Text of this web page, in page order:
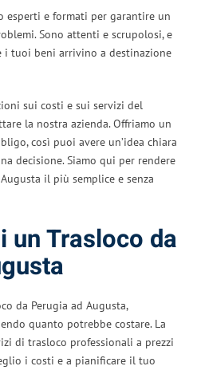
e formati per garantire un
Sono attenti e scrupolosi, e
i tuoi beni arrivino a destinazione
sui costi e sui servizi del
la nostra azienda. Offriamo un
così puoi avere un’idea chiara
decisione. Siamo qui per rendere
il più semplice e senza
un Trasloco da
da Perugia ad Augusta,
quanto potrebbe costare. La
di trasloco professionali a prezzi
i costi e a pianificare il tuo